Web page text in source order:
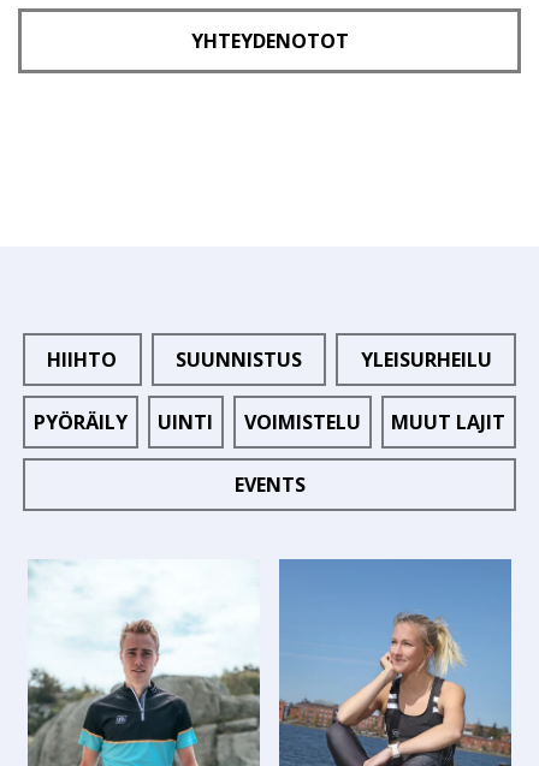
YHTEYDENOTOT
HIIHTO SUUNNISTUS YLEISURHEILU
PYÖRÄILY UINTI VOIMISTELU MUUT LAJIT
EVENTS